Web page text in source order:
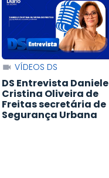
VÍDEOS DS
DS Entrevista Daniele
Cristina Oliveira de
Freitas secretária de
Segurança Urbana